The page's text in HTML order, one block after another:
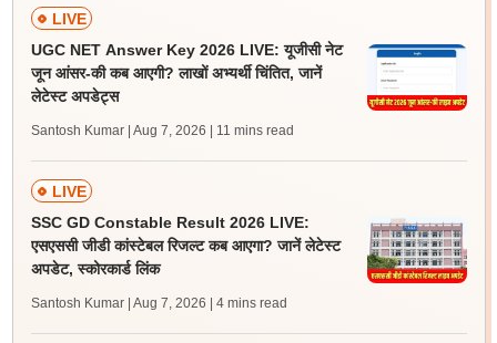
LIVE
UGC NET Answer Key 2026 LIVE: यूजीसी नेट
जून आंसर-की कब आएगी? लाखों अभ्यर्थी चिंतित, जानें
लेटेस्ट अपडेट्स
Santosh Kumar | Aug 7, 2026 | 11 mins read
LIVE
SSC GD Constable Result 2026 LIVE:
एसएससी जीडी कांस्टेबल रिजल्ट कब आएगा? जानें लेटेस्ट
अपडेट, स्कोरकार्ड लिंक
Santosh Kumar | Aug 7, 2026 | 4 mins read